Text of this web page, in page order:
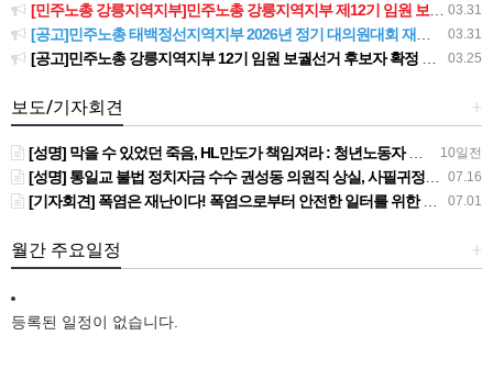
03.31
[민주노총 강릉지역지부]민주노총 강릉지역지부 제12기 임원 보궐선거결과 공고
03.31
[공고]민주노총 태백정선지역지부 2026년 정기 대의원대회 재소집 건
03.25
[공고]민주노총 강릉지역지부 12기 임원 보궐선거 후보자 확정 공고
+
보도/기자회견
10일전
[성명] 막을 수 있었던 죽음, HL만도가 책임져라 : 청년노동자 사망사고의 철저한 진상규명과 재발방지 대책 마련하라
07.16
[성명] 통일교 불법 정치자금 수수 권성동 의원직 상실, 사필귀정이다
07.01
[기자회견] 폭염은 재난이다! 폭염으로부터 안전한 일터를 위한 민주노총 강원지역본부 폭염감시단 선포 기자회견
+
월간 주요일정
등록된 일정이 없습니다.